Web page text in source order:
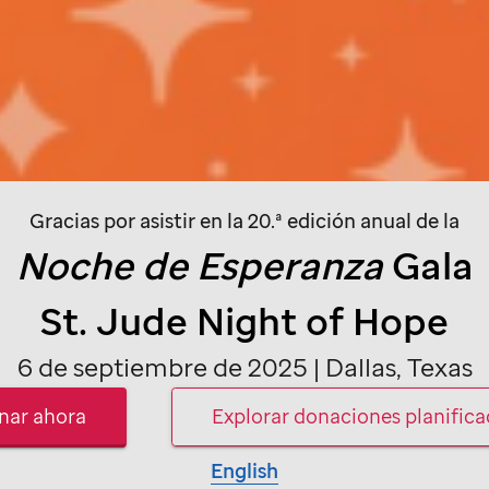
Gracias por asistir en la 20.ª edición anual de la
Noche de EsperanzaGala
St. Jude Night of Hope
6 de septiembre de 2025 | Dallas, Texas
ahora
Explorar donaciones
English